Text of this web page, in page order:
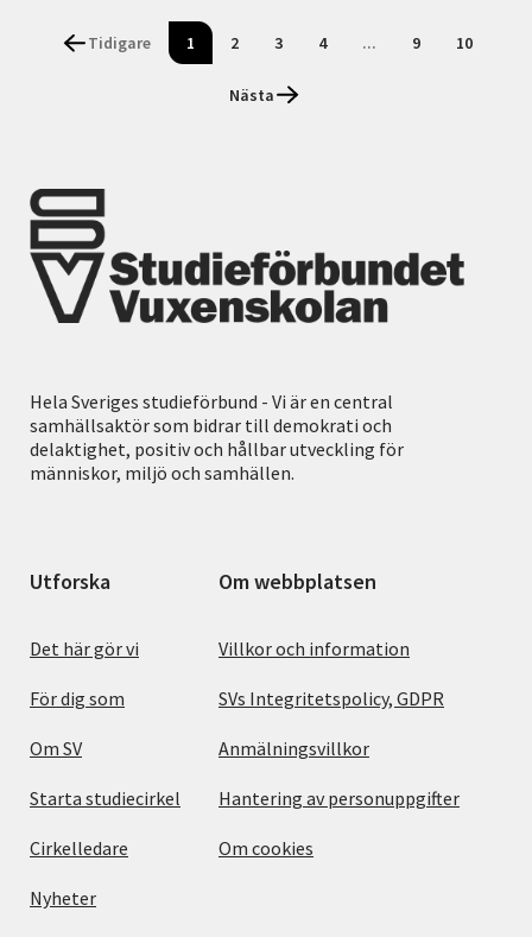
Tidigare 1 2 3 4 ... 9 10
Nästa
Hela Sveriges studieförbund - Vi är en central
samhällsaktör som bidrar till demokrati och
delaktighet, positiv och hållbar utveckling för
människor, miljö och samhällen.
Utforska
Det här gör vi
För dig som
Om SV
Starta studiecirkel
Cirkelledare
Nyheter
Om webbplatsen
Villkor och information
SVs Integritetspolicy, GDPR
Anmälningsvillkor
Hantering av personuppgifter
Om cookies